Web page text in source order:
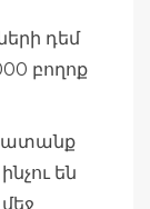
դեմ
բողոք
են